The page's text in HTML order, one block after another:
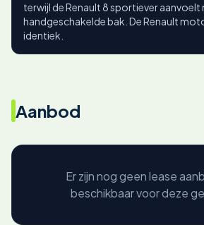
terwijl de Renault 8 sportiever aanvoelt
handgeschakelde bak. De Renault
identiek.
Aanbod
Er zijn nog geen lease
beschikbaar voor deze